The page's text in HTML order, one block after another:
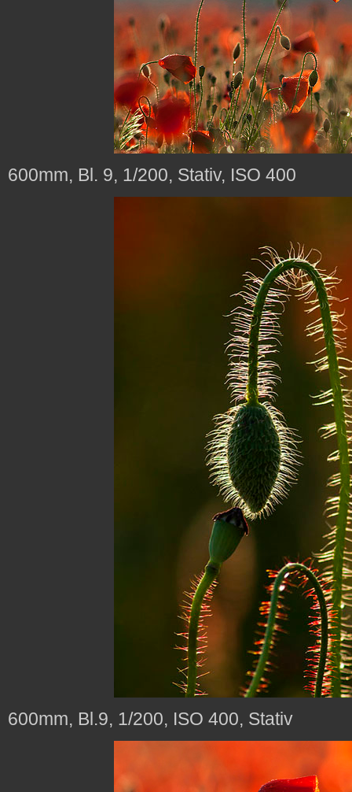
600mm, Bl. 9, 1/200, Stativ, ISO 400
600mm, Bl.9, 1/200, ISO 400, Stativ